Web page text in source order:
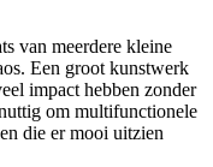
van meerdere kleine
Een groot kunstwerk
impact hebben zonder
om multifunctionele
die er mooi uitzien